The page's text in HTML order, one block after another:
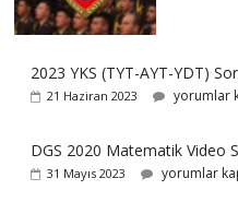
2023 YKS (TYT-AYT-YDT)
21 Haziran 2023 yorumlar
DGS 2020 Matematik Video
31 Mayıs 2023 yorumlar